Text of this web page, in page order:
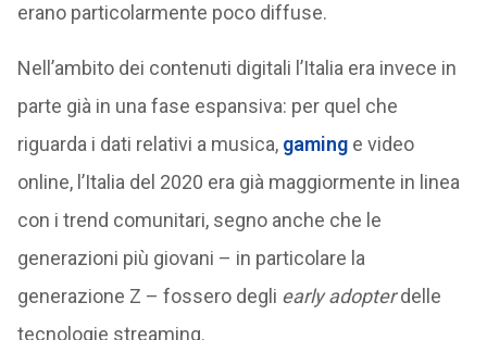
erano particolarmente poco diffuse.
Nell’ambito dei contenuti digitali l’Italia era invece in
parte già in una fase espansiva: per quel che
riguarda i dati relativi a musica, gaminge video
online, l’Italia del 2020 era già maggiormente in linea
con i trend comunitari, segno anche che le
generazioni più giovani – in particolare la
generazione Z – fossero degli early adopterdelle
tecnologie streaming.